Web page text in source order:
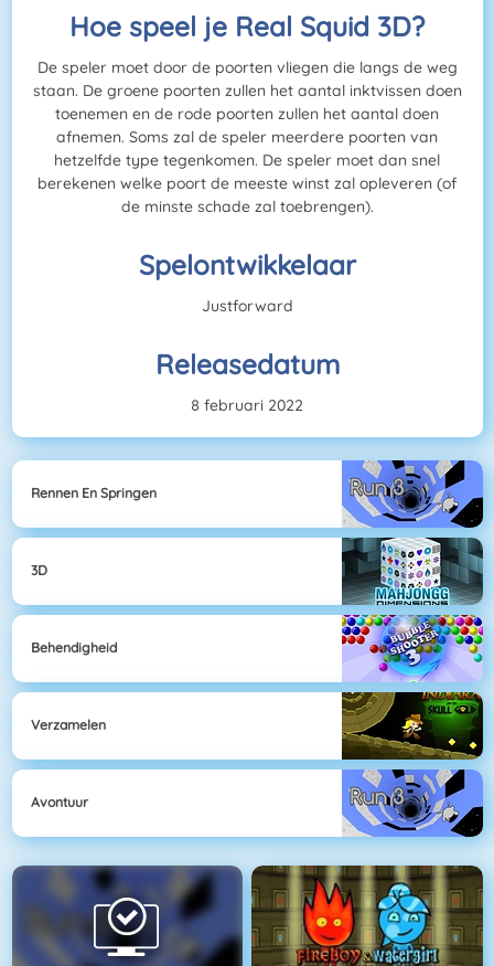
Hoe speel je Real Squid 3D?
De speler moet door de poorten vliegen die langs de weg
staan. De groene poorten zullen het aantal inktvissen doen
toenemen en de rode poorten zullen het aantal doen
afnemen. Soms zal de speler meerdere poorten van
hetzelfde type tegenkomen. De speler moet dan snel
berekenen welke poort de meeste winst zal opleveren (of
de minste schade zal toebrengen).
Spelontwikkelaar
Justforward
Releasedatum
8 februari 2022
Rennen En Springen
3D
Behendigheid
Verzamelen
Avontuur